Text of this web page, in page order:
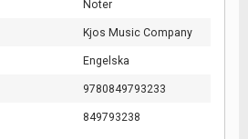
Noter
Kjos Music Company
Engelska
9780849793233
849793238